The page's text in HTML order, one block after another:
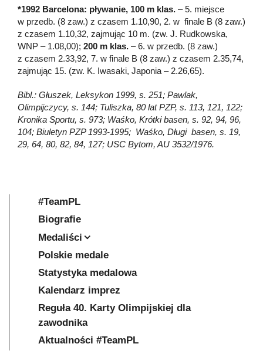
*1992 Barcelona: pływanie, 100 m klas. – 5. miejsce
w przedb. (8 zaw.) z czasem 1.10,90, 2. w finale B (8 zaw.)
z czasem 1.10,32, zajmując 10 m. (zw. J. Rudkowska,
WNP – 1.08,00); 200 m klas. – 6. w przedb. (8 zaw.)
z czasem 2.33,92, 7. w finale B (8 zaw.) z czasem 2.35,74,
zajmując 15. (zw. K. Iwasaki, Japonia – 2.26,65).
Bibl.: Głuszek, Leksykon 1999, s. 251; Pawlak,
Olimpijczycy, s. 144; Tuliszka, 80 lat PZP, s. 113, 121, 122;
Kronika Sportu, s. 973; Waśko, Krótki basen, s. 92, 94, 96,
104; Biuletyn PZP 1993-1995; Waśko, Długi basen, s. 19,
29, 64, 80, 82, 84, 127; USC Bytom, AU 3532/1976.
#TeamPL
Biografie
Medaliści
Polskie medale
Statystyka medalowa
Kalendarz imprez
Reguła 40. Karty Olimpijskiej dla
zawodnika
Aktualności #TeamPL